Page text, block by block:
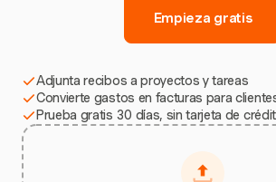
Empieza gratis
Adjunta recibos a proyectos y tareas
Convierte gastos en facturas para
Prueba gratis 30 días, sin tarjeta de